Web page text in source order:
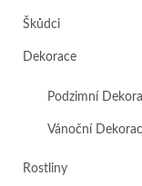
Škůdci
Dekorace
Podzimní
Vánoční
Rostliny